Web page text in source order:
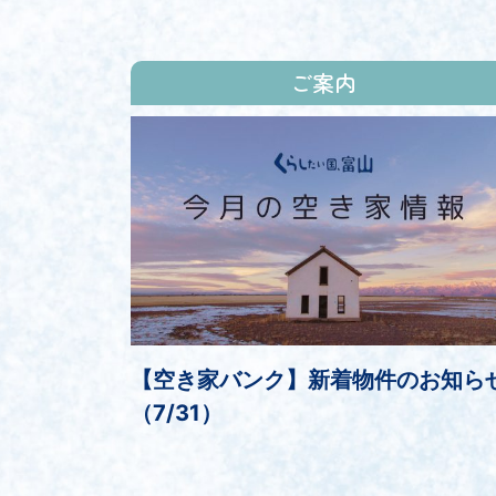
ご案内
【空き家バンク】新着物件のお知ら
（7/31）